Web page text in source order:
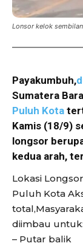
Lonsor kelok
Payakumbuh,
Sumatera
Puluh Kota
Kamis (18/9)
longsor
kedua arah,
Lokasi
Puluh Kota
diimbau untuk:
– Putar balik